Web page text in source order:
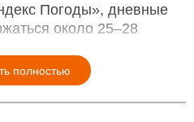
Погоды», дневные
около 25–28
полностью